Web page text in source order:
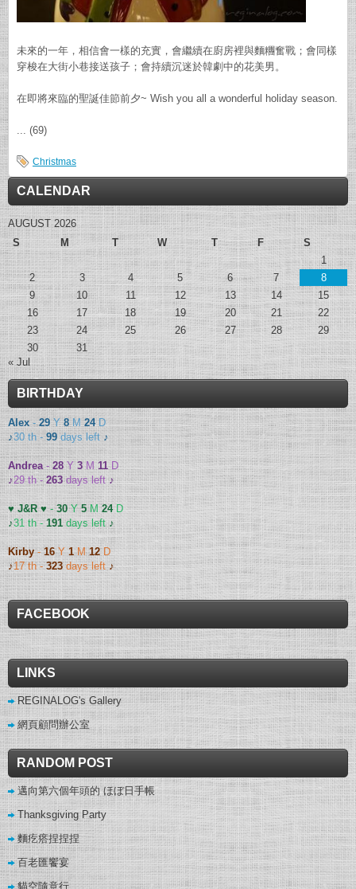
未來的一年，相信會一樣的充實，會繼續在廚房裡與麵糰奮戰；會同樣
穿梭在大街小巷接送孩子；會持續沉迷於韓劇中的花美男。
在即將來臨的聖誕佳節前夕~ Wish you all a wonderful holiday season.
... (69)
Christmas
CALENDAR
AUGUST 2026
S
M T W T F
S
1
2
3 4 5 6 7
8
9
10 11 12 13 14
15
16
17 18 19 20 21
22
23
24 25 26 27 28
29
30
31
« Jul
BIRTHDAY
Alex-29Y8M24D
♪30 th -99days left♪
Andrea- 28 Y3M11D
♪29 th - 263days left♪
♥ J&R ♥-30Y5M24D
♪31 th -191days left♪
Kirby-16Y1M12D
♪17 th -323days left♪
FACEBOOK
LINKS
REGINALOG's Gallery
網頁顧問辦公室
RANDOM POST
邁向第六個年頭的 ほぼ日手帳
Thanksgiving Party
麵疙瘩捏捏捏
百老匯饗宴
貓空隨意行